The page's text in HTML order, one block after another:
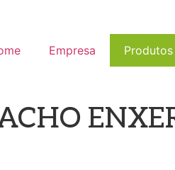
Empresa Produtos